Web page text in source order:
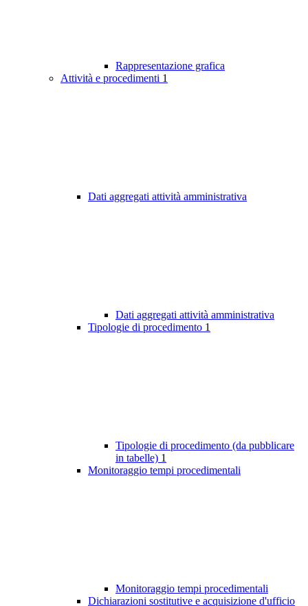
Rappresentazione grafica
Attività e procedimenti 1
Dati aggregati attività amministrativa
Dati aggregati attività amministrativa
Tipologie di procedimento 1
Tipologie di procedimento (da pubblicare
in tabelle) 1
Monitoraggio tempi procedimentali
Monitoraggio tempi procedimentali
Dichiarazioni sostitutive e acquisizione d'ufficio